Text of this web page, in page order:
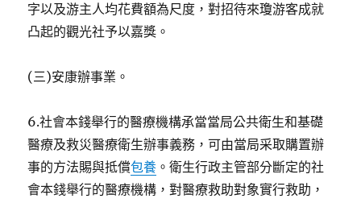
字以及游主人均花費額為尺度，對招待來瓊游客成就
凸起的觀光社予以嘉獎。
(三)安康辦事業。
6.社會本錢舉行的醫療機構承當當局公共衛生和基礎
醫療及救災醫療衛生辦事義務，可由當局采取購置辦
事的方法賜與抵償包養 。衛生行政主管部分斷定的社
會本錢舉行的醫療機構，對醫療救助對象實行救助，